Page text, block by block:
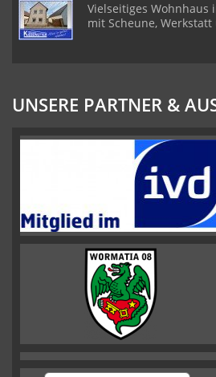
Vielseitiges Wohnhaus
mit Scheune,
UNSERE PARTNER &